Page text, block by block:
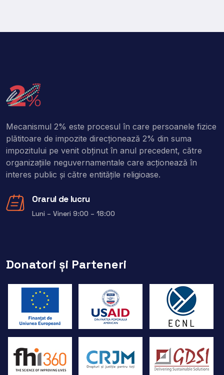
Mecanismul 2% este procesul în care persoanele fizice
plătitoare de impozite direcţionează 2% din suma
impozitului pe venit obţinut în anul precedent, către
organizaţiile neguvernamentale care acţionează în
interes public şi către entitățile religioase.
Orarul de lucru
Luni – Vineri 9:00 – 18:00
Donatori și Parteneri